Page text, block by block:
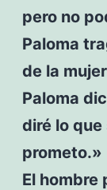
pero no
Paloma
de la
Paloma
diré lo que
prometo.»
El hombre